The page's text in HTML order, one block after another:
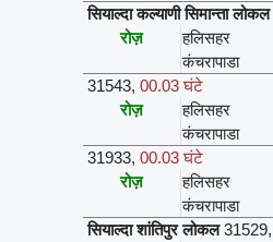
सियाल्दा कल्याणी सिमान्ता लोकल
रोज़
हलिसहर
कंचरापाडा
31543, 00.03 घंटे
रोज़
हलिसहर
कंचरापाडा
31933, 00.03 घंटे
रोज़
हलिसहर
कंचरापाडा
सियाल्दा शांतिपुर लोकल 31529,